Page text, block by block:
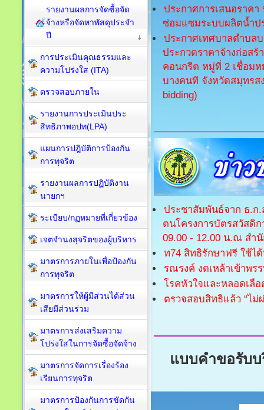
ประกาศการเสนอราคา
ซ่อมแซมระบบผลิตน้ำป
ประกาศเทศบาลตำบล
ประกวดราคาจ้างก่อสร้
คอนกรีต หมู่ที่ 2 เชื่อม
บางคนที จังหวัดสมุทรส
bidding)
ประชาสัมพันธ์จาก ธ.ก
ตนโครงการบัตรสวัสดิก
09.00 - 12.00 น.ณ สำ
ท74 สิทธิรักษาฟรี ใช้ไ
รณรงค์ งดเหล้าเข้าพร
โรคหัวใจและหลอดเลือ
ตรวจสอบสิทธิแล้ว “ไม่
แบบคำขอรับบ
รายงานผลการจัดซื้อจัด
จ้างหรือจัดหาพัสดุประจำ
ปี
การประเมินคุณธรรมและ
ความโปร่งใส (ITA)
ตรวจสอบภายใน
รายงานการประเมินประ
สิทธิภาพอปท(LPA)
แผนการปฎิบัติการป้องกัน
การทุจริต
รายงานผลการปฏิบัติงาน
นายกฯ
ระเบียบ/กฏหมายที่เกี่ยวข้อง
เจตจำนงสุจริตของผู้บริหาร
มาตรการภายในเพื่อป้องกัน
การทุจริต​
มาตรการให้ผู้มีส่วนได้ส่วน
เสียมีส่วนร่วม
มาตรการส่งเสริมความ
โปร่งใสในการจัดซื้อจัดจ้าง
มาตรการจัดการเรื่องร้อง
เรียนการทุจริต
มาตรการป้องกันการขัดกัน